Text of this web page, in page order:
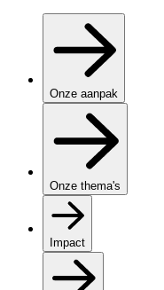
Onze aanpak
Onze thema's
Impact